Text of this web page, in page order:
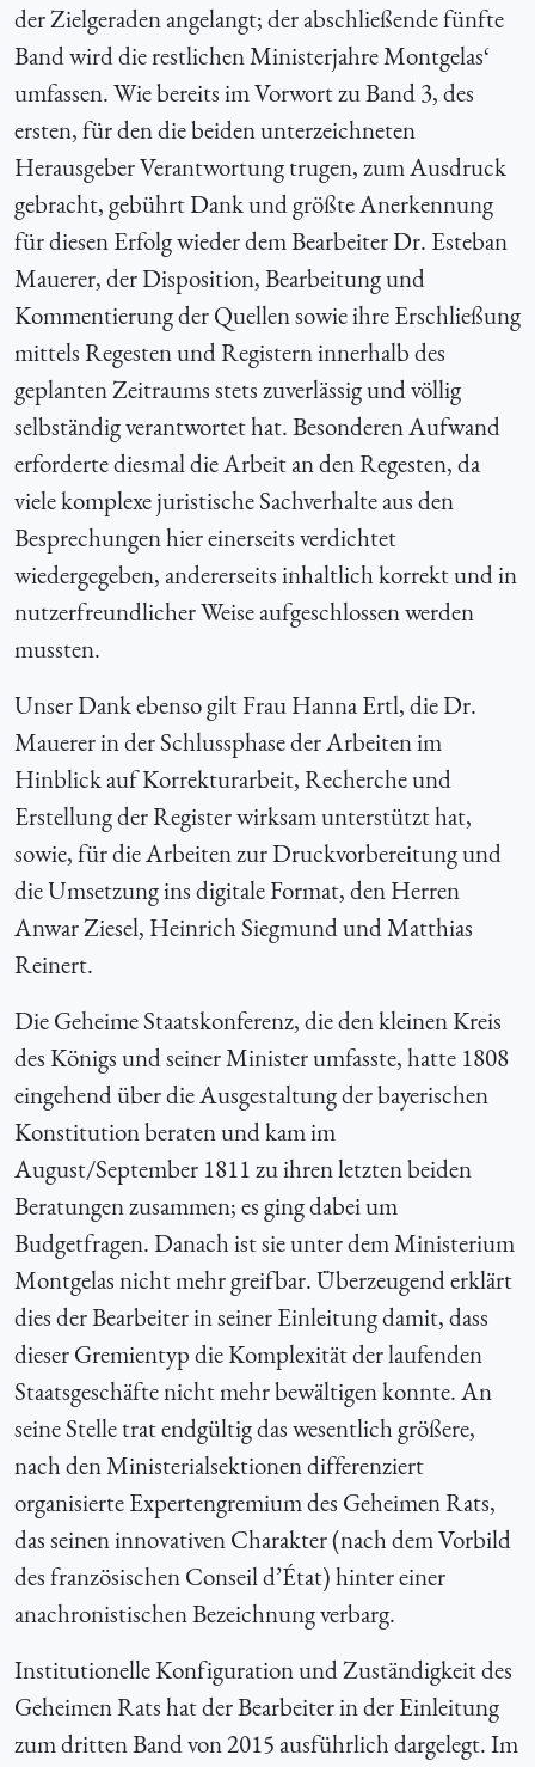
der Zielgeraden angelangt; der abschließende fünfte
Band wird die restlichen Ministerjahre Montgelas‘
umfassen. Wie bereits im Vorwort zu Band 3, des
ersten, für den die beiden unterzeichneten
Herausgeber Verantwortung trugen, zum Ausdruck
gebracht, gebührt Dank und größte Anerkennung
für diesen Erfolg wieder dem Bearbeiter Dr. Esteban
Mauerer, der Disposition, Bearbeitung und
Kommentierung der Quellen sowie ihre Erschließung
mittels Regesten und Registern innerhalb des
geplanten Zeitraums stets zuverlässig und völlig
selbständig verantwortet hat. Besonderen Aufwand
erforderte diesmal die Arbeit an den Regesten, da
viele komplexe juristische Sachverhalte aus den
Besprechungen hier einerseits verdichtet
wiedergegeben, andererseits inhaltlich korrekt und in
nutzerfreundlicher Weise aufgeschlossen werden
mussten.
Unser Dank ebenso gilt Frau Hanna Ertl, die Dr.
Mauerer in der Schlussphase der Arbeiten im
Hinblick auf Korrekturarbeit, Recherche und
Erstellung der Register wirksam unterstützt hat,
sowie, für die Arbeiten zur Druckvorbereitung und
die Umsetzung ins digitale Format, den Herren
Anwar Ziesel, Heinrich Siegmund und Matthias
Reinert.
Die Geheime Staatskonferenz, die den kleinen Kreis
des Königs und seiner Minister umfasste, hatte 1808
eingehend über die Ausgestaltung der bayerischen
Konstitution beraten und kam im
August/September 1811 zu ihren letzten beiden
Beratungen zusammen; es ging dabei um
Budgetfragen. Danach ist sie unter dem Ministerium
Montgelas nicht mehr greifbar. Überzeugend erklärt
dies der Bearbeiter in seiner Einleitung damit, dass
dieser Gremientyp die Komplexität der laufenden
Staatsgeschäfte nicht mehr bewältigen konnte. An
seine Stelle trat endgültig das wesentlich größere,
nach den Ministerialsektionen differenziert
organisierte Expertengremium des Geheimen Rats,
das seinen innovativen Charakter (nach dem Vorbild
des französischen Conseil d’État) hinter einer
anachronistischen Bezeichnung verbarg.
Institutionelle Konfiguration und Zuständigkeit des
Geheimen Rats hat der Bearbeiter in der Einleitung
zum dritten Band von 2015 ausführlich dargelegt. Im